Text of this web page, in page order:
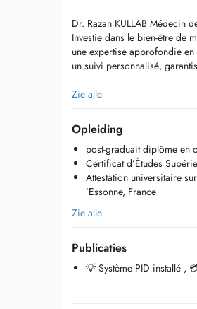
Dr. Razan KULLAB Médecin
Investie dans le bien-être de
une expertise approfondie
un suivi personnalisé,
Spécialités et soins proposés :
-Orthodontie sur mesure :
appareils orthopédiques
-Correction des troubles
-Traitement des pathologies
-Prothèses et esthétique
-Soins dentaires
-Chirurgie dentaire :
de vos besoins. Jassure un
complétés si nécessaire par
Zie alle
Opleiding
post-graduait diplôme en
Certificat d’Études
Attestation universitaire
’Essonne, France
Zie alle
Publicaties
💡 Système PID installé ,